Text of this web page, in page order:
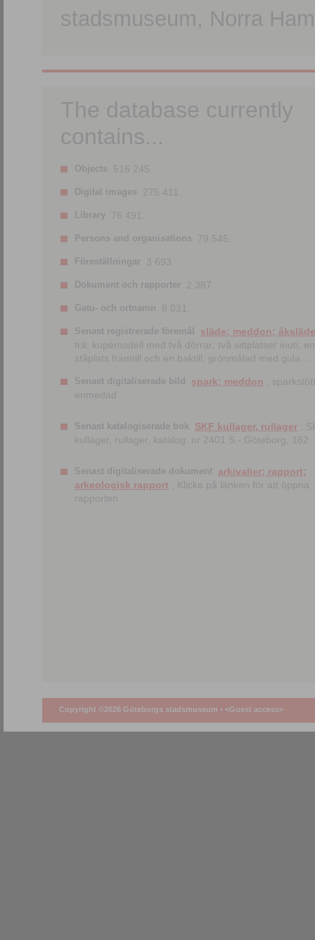
stadsmuseum, Norra
The database currently
contains...
Objects 516 245.
Digital images 275 411.
Library 76 491.
Persons and organisations 79 545.
Föreställningar 3 693.
Dokument och rapporter 2 387.
Gatu- och ortnamn 8 031.
Senast registrerade föremål
släde; meddon; åksläde
trä; kupémodell med två dörrar; två sittplatser inuti; en
ståplats framtill och en baktill; grönmålad med gula ...
Senast digitaliserade bild spark; meddon ;
enmedad
Senast katalogiserade bok SKF kullager, rullager ;
kullager, rullager, katalog. nr 2401 S.- Göteborg, 162
Senast digitaliserade dokument arkivalier; rapport;
arkeologisk rapport ; Klicka på länken för att öppna
rapporten
Copyright ©2026 Göteborgs stadsmuseum • <Guest access>